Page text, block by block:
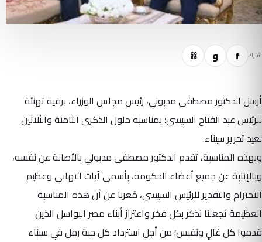
شارك f و ⛓
أرسل الدكتور مصطفى مدبولي، رئيس مجلس الوزراء، برقية تهنئة
للرئيس عبد الفتاح السيسي؛ بمناسبة حلول الذكرى الثامنة والثلاثين
لعيد تحرير سيناء.
وبهذه المناسبة، تقدم الدكتور مصطفى مدبولي بالأصالة عن نفسه،
وبالإنابة عن جميع أعضاء الحكومة، بأسمى آيات التهاني وعظيم
الاحترام والتقدير للرئيس السيسي، مُعربا عن أن هذه المناسبة
العظيمة تجعلنا نذكر بكل فخر واعتزاز أبناء مصر البواسل الذين
قدموا كل غالٍ ونفيس؛ من أجل استرداد كل حبة رمل في سيناء